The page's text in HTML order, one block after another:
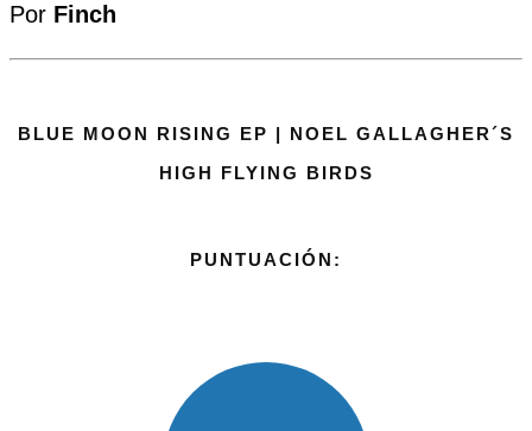
Por Finch
BLUE MOON RISING EP | NOEL GALLAGHER´S
HIGH FLYING BIRDS
PUNTUACIÓN: